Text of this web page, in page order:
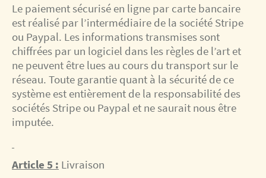
Le paiement sécurisé en ligne par carte bancaire
est réalisé par l’intermédiaire de la société Stripe
ou Paypal. Les informations transmises sont
chiffrées par un logiciel dans les règles de l’art et
ne peuvent être lues au cours du transport sur le
réseau. Toute garantie quant à la sécurité de ce
système est entièrement de la responsabilité des
sociétés Stripe ou Paypal et ne saurait nous être
imputée.
Article 5 : Livraison